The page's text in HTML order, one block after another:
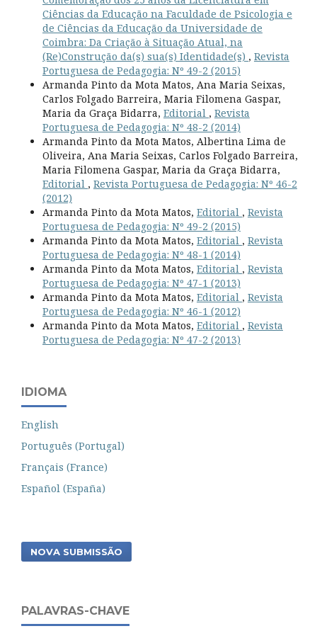
Ciências da Educação na Faculdade de Psicologia e
de Ciências da Educação da Universidade de
Coimbra: Da Criação à Situação Atual, na
(Re)Construção da(s) sua(s) Identidade(s) , Revista
Portuguesa de Pedagogia: Nº 49-2 (2015)
Armanda Pinto da Mota Matos, Ana Maria Seixas,
Carlos Folgado Barreira, Maria Filomena Gaspar,
Maria da Graça Bidarra, Editorial , Revista
Portuguesa de Pedagogia: Nº 48-2 (2014)
Armanda Pinto da Mota Matos, Albertina Lima de
Oliveira, Ana Maria Seixas, Carlos Folgado Barreira,
Maria Filomena Gaspar, Maria da Graça Bidarra,
Editorial , Revista Portuguesa de Pedagogia: Nº 46-2
(2012)
Armanda Pinto da Mota Matos, Editorial , Revista
Portuguesa de Pedagogia: Nº 49-2 (2015)
Armanda Pinto da Mota Matos, Editorial , Revista
Portuguesa de Pedagogia: Nº 48-1 (2014)
Armanda Pinto da Mota Matos, Editorial , Revista
Portuguesa de Pedagogia: Nº 47-1 (2013)
Armanda Pinto da Mota Matos, Editorial , Revista
Portuguesa de Pedagogia: Nº 46-1 (2012)
Armanda Pinto da Mota Matos, Editorial , Revista
Portuguesa de Pedagogia: Nº 47-2 (2013)
IDIOMA
English
Português (Portugal)
Français (France)
Español (España)
NOVA SUBMISSÃO
PALAVRAS-CHAVE